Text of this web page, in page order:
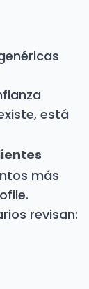
está
más
revisan: